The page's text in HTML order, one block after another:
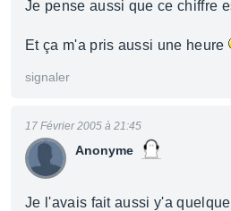
Je pense aussi que ce chiffre
Et ça m'a pris aussi une heure
signaler
Anonyme
17 Février 2005 à 21:45
Je l'avais fait aussi y'a